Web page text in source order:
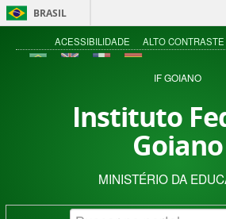
BRASIL
ACESSIBILIDADE ALTO CONTRASTE
IF GOIANO
Instituto
Goiano
MINISTÉRIO DA